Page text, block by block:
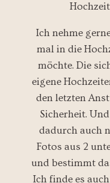
Ich nehme
mal in die
möchte. Die
eigene
den letzten
Sicherheit.
dadurch auch
Fotos aus 2
und bestimmt
Ich finde es